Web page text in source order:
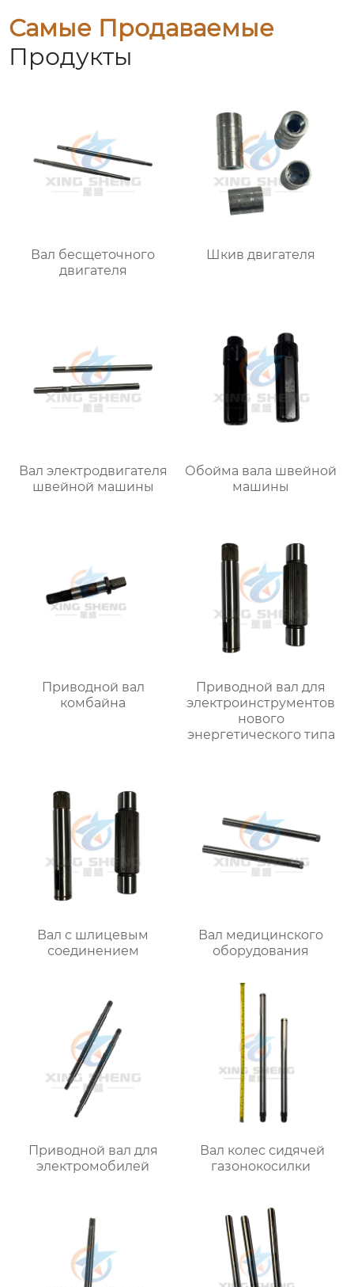
Самые Продаваемые
Продукты
Вал бесщеточного
двигателя
Шкив двигателя
Вал электродвигателя
швейной машины
Обойма вала швейной
машины
Приводной вал
комбайна
Приводной вал для
электроинструментов
нового
энергетического типа
Вал с шлицевым
соединением
Вал медицинского
оборудования
Приводной вал для
электромобилей
Вал колес сидячей
газонокосилки